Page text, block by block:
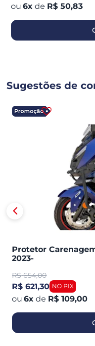
6x de R$ 50,83
Sugestões de
Protetor
2023-
R$ 654,00
R$ 621,30
6x de R$ 109,00